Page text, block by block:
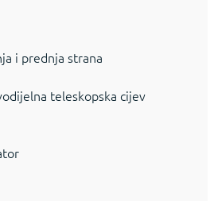
i prednja strana
teleskopska cijev